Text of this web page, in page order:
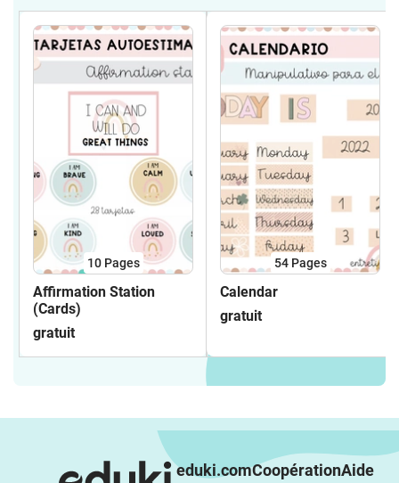
10 Pages
Affirmation Station
(Cards)
gratuit
54 Pages
Calendar
gratuit
eduki.comCoopérationAide